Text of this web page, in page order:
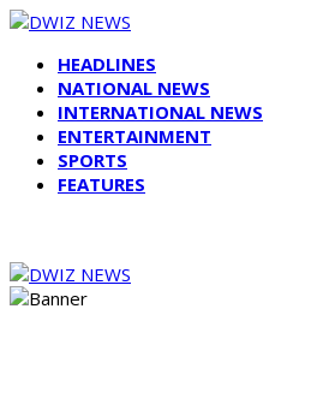
HEADLINES
NATIONAL NEWS
INTERNATIONAL NEWS
ENTERTAINMENT
SPORTS
FEATURES